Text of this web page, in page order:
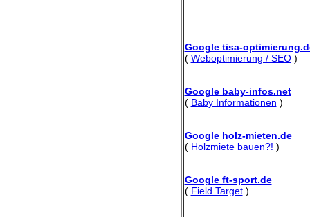
Google tisa-
( Weboptimierung / SEO)
Google baby-infos.net
( Baby Informationen )
Google holz-mieten.de
( Holzmiete bauen?! )
Google ft-sport.de
( Field Target)